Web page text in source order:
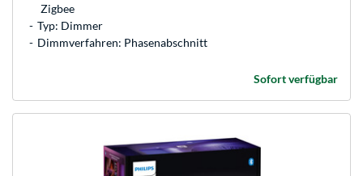
Zigbee
Typ: Dimmer
Dimmverfahren: Phasenabschnitt
Sofort verfügbar